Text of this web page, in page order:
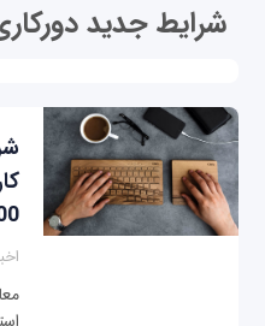
شرایط جدید